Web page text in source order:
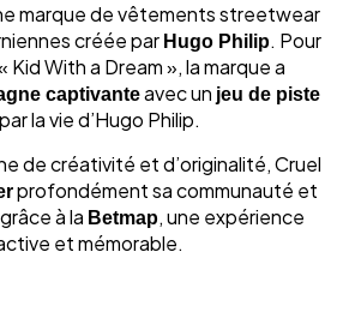
marque de vêtements streetwear
créée parHugo Philip. Pour
Kid With a Dream », la marque a
captivanteavec un jeu de piste
la vie d’Hugo Philip.
de créativité et d’originalité, Cruel
profondément sa communauté et
à la Betmap, une expérience
et mémorable.